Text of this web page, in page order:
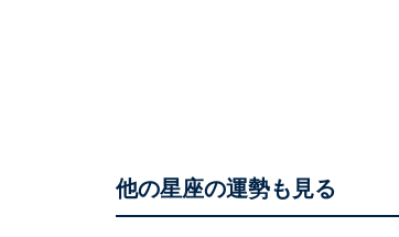
他の星座の運勢も見る